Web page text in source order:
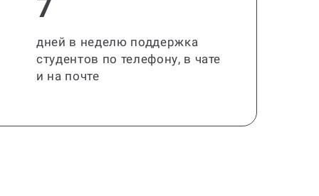
7
дней в неделю поддержка
студентов по телефону, в чате
и на почте